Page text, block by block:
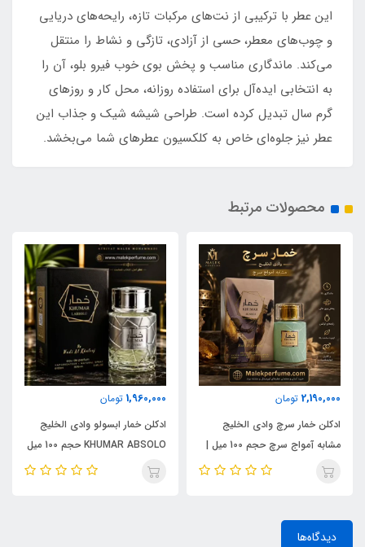
این عطر با ترکیبی از نت‌های مرکبات تازه، رایحه‌های دریایی
و چوب‌های معطر، حسی از آزادی، تازگی و نشاط را منتقل
می‌کند. ماندگاری مناسب و پخش بوی خوب فیرو بلو، آن را
به انتخابی ایده‌آل برای استفاده روزانه، محل کار و روزهای
گرم سال تبدیل کرده است. طراحی شیشه شیک و جذاب این
عطر نیز جلوه‌ای خاص به کلکسیون عطرهای شما می‌بخشد.
محصولات مرتبط
2,190,000 تومان
ادکلن خمار سرچ وادی الخلیج
مشابه آمواج سرچ حجم 100 میل |
KHUMAR Search Eau de
1,960,000 تومان
ادکلن خمار ابسولو وادی الخلیج
KHUMAR ABSOLO حجم 100 میل
| مشابه اورجینال ایو سن لورن مای
دیدگاه‌ها